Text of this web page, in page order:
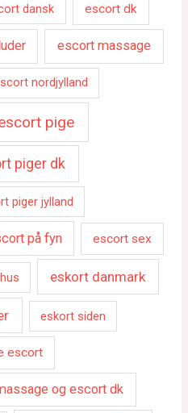
dansk escort dk
escort massage
nordjylland
pige
piger dk
piger jylland
på fyn escort sex
eskort danmark
eskort siden
escort
og escort dk